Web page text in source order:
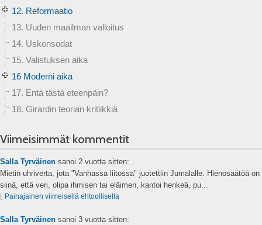
12. Reformaatio
13. Uuden maailman valloitus
14. Uskonsodat
15. Valistuksen aika
16 Moderni aika
17. Entä tästä eteenpäin?
18. Girardin teorian kritiikkiä
Viimeisimmät kommentit
Salla Tyrväinen sanoi 2 vuotta sitten:
Mietin uhriverta, jota "Vanhassa liitossa" juotettiin Jumalalle. Hienosäätöä on
siinä, että veri, olipa ihmisen tai eläimen, kantoi henkeä, pu...
⌊ Painajainen viimeisellä ehtoollisella
Salla Tyrväinen sanoi 3 vuotta sitten: